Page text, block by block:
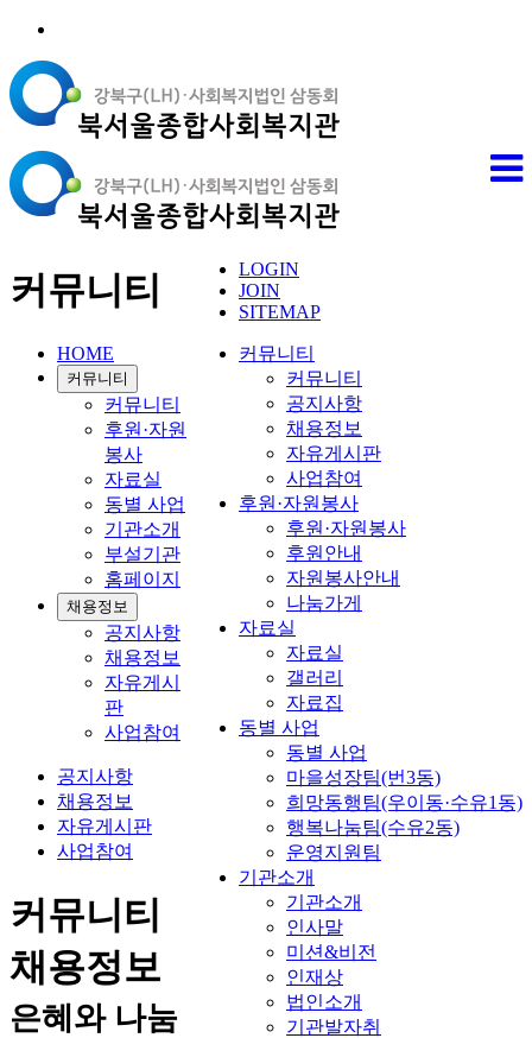
LOGIN
JOIN
SITEMAP
커뮤니티
커뮤니티
공지사항
채용정보
자유게시판
사업참여
후원·자원봉사
후원·자원봉사
후원안내
자원봉사안내
나눔가게
자료실
자료실
갤러리
자료집
동별 사업
동별 사업
마을성장팀(번3동)
희망동행팀(우이동·수유1동)
행복나눔팀(수유2동)
운영지원팀
기관소개
기관소개
인사말
미션&비전
인재상
법인소개
기관발자취
커뮤니티
HOME
커뮤니티
커뮤니티
후원·자원
봉사
자료실
동별 사업
기관소개
부설기관
홈페이지
채용정보
공지사항
채용정보
자유게시
판
사업참여
공지사항
채용정보
자유게시판
사업참여
커뮤니티
채용정보
은혜와 나눔